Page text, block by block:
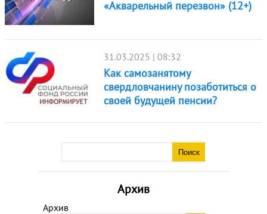
Архив
Архив
«Акварельный перезвон» (12+)
31.03.2025 | 08:32
Как самозанятому
свердловчанину позаботиться о
своей будущей пенсии?